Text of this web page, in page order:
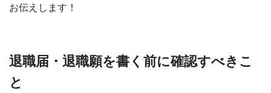
お伝えします！
退職届・退職願を書く前に確認すべきこ
と